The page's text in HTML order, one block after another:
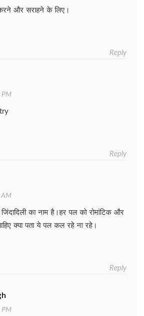
और सराहने के लिए।
Reply
Reply
का नाम है।हर पल को रोमांटिक और
क्या पता ये पल कल रहे ना रहे।
Reply